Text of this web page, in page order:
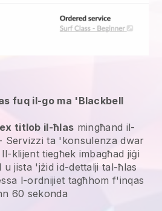
fuq il-go ma 'Blackbell
titlob il-ħlas mingħand il-
Servizzi ta 'konsulenza dwar
klijent tiegħek imbagħad jiġi
jista 'jżid id-dettalji tal-ħlas
l-ordnijiet tagħhom f'inqas
60 sekonda